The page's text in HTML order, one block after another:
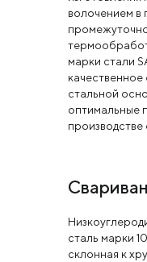
волочением в
марки стали
стальной
оптимальные
сталь марки
склонная к